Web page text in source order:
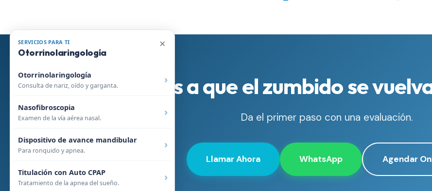
No esperes a que el zumbido se
Da el primer paso con una evaluación.
Llamar Ahora WhatsApp Agendar
SERVICIOS PARA TI
Otorrinolaringología
×
Otorrinolaringología
Consulta de nariz, oído y garganta.
Nasofibroscopia
Examen de la vía aérea nasal.
Dispositivo de avance mandibular
Para ronquido y apnea.
Titulación con Auto CPAP
Tratamiento de la apnea del sueño.